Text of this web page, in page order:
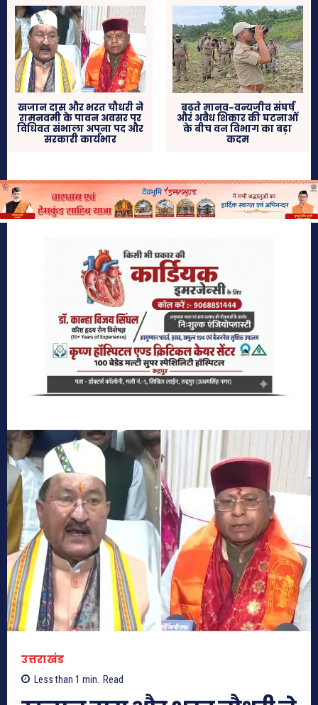
खजान दास और भरत चौधरी ने
रामनवमी के पावन अवसर पर
विधिवत संभाला अपना पद और
सरकारी कार्यभार
बढ़ते मानव-वन्यजीव संघर्ष
और अवैध शिकार की घटनाओं
के बीच वन विभाग का बड़ा
कदम